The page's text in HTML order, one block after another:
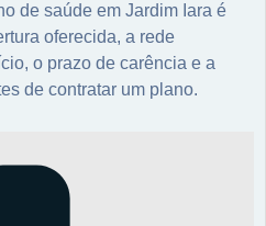
de saúde em Jardim Iara é
oferecida, a rede
o prazo de carência e a
de contratar um plano.